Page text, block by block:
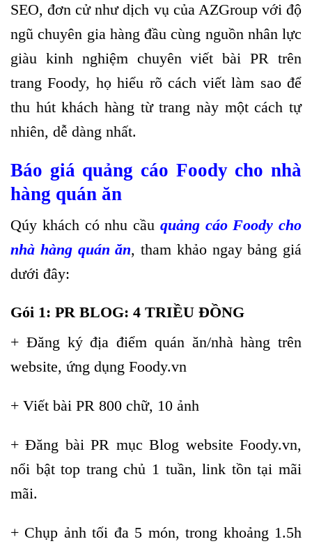
SEO, đơn cử như dịch vụ của AZGroup với độ
ngũ chuyên gia hàng đầu cùng nguồn nhân lực
giàu kinh nghiệm chuyên viết bài PR trên
trang Foody, họ hiểu rõ cách viết làm sao để
thu hút khách hàng từ trang này một cách tự
nhiên, dễ dàng nhất.
Báo giá quảng cáo Foody cho nhà
hàng quán ăn
Qúy khách có nhu cầu quảng cáo Foody cho
nhà hàng quán ăn, tham khảo ngay bảng giá
dưới đây:
Gói 1: PR BLOG: 4 TRIỀU ĐỒNG
+ Đăng ký địa điểm quán ăn/nhà hàng trên
website, ứng dụng Foody.vn
+ Viết bài PR 800 chữ, 10 ảnh
+ Đăng bài PR mục Blog website Foody.vn,
nổi bật top trang chủ 1 tuần, link tồn tại mãi
mãi.
+ Chụp ảnh tối đa 5 món, trong khoảng 1.5h